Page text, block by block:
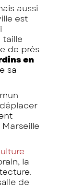
aussi
est
taille
de près
en
sa
la
de